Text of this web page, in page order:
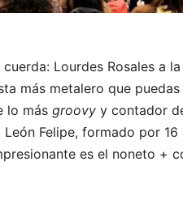
Lourdes Rosales a
más metalero que
lo más groovy y contador
Felipe, formado por
es el noneto +